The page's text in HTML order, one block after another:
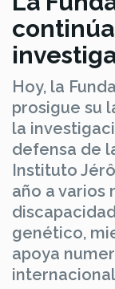
Hoy, la
prosigue su
la
defensa de
Instituto
año a varios
genético,
apoya